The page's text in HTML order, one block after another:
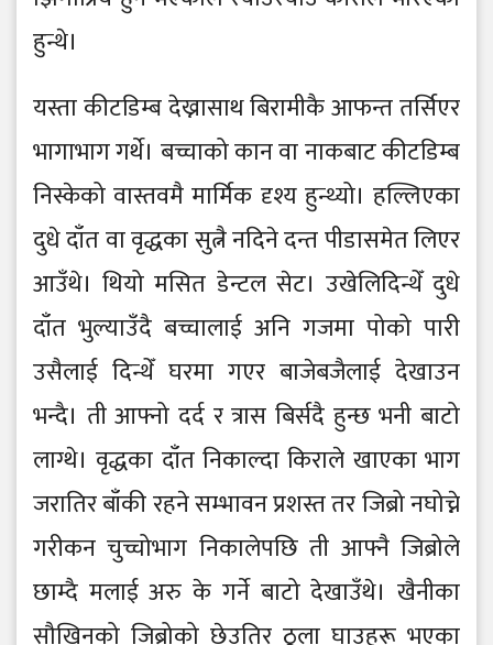
हुन्थे।
यस्ता कीटडिम्ब देख्नासाथ बिरामीकै आफन्त तर्सिएर
भागाभाग गर्थे। बच्चाको कान वा नाकबाट कीटडिम्ब
निस्केको वास्तवमै मार्मिक दृश्य हुन्थ्यो। हल्लिएका
दुधे दाँत वा वृद्धका सुत्नै नदिने दन्त पीडासमेत लिएर
आउँथे। थियो मसित डेन्टल सेट। उखेलिदिन्थेँ दुधे
दाँत भुल्याउँदै बच्चालाई अनि गजमा पोको पारी
उसैलाई दिन्थेँ घरमा गएर बाजेबजैलाई देखाउन
भन्दै। ती आफ्नो दर्द र त्रास बिर्सदै हुन्छ भनी बाटो
लाग्थे। वृद्धका दाँत निकाल्दा किराले खाएका भाग
जरातिर बाँकी रहने सम्भावन प्रशस्त तर जिब्रो नघोच्ने
गरीकन चुच्चोभाग निकालेपछि ती आफ्नै जिब्रोले
छाम्दै मलाई अरु के गर्ने बाटो देखाउँथे। खैनीका
सौखिनको जिब्रोको छेउतिर ठूला घाउहरू भएका